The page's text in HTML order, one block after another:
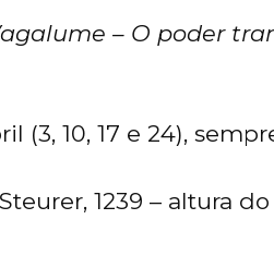
– O poder
10, 17 e 24),
1239 – altura